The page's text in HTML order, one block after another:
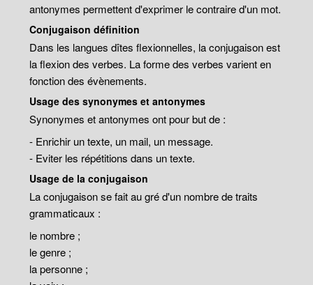
antonymes permettent d'exprimer le contraire d'un mot.
Conjugaison définition
Dans les langues dîtes flexionnelles, la conjugaison est
la flexion des verbes. La forme des verbes varient en
fonction des évènements.
Usage des synonymes et antonymes
Synonymes et antonymes ont pour but de :
- Enrichir un texte, un mail, un message.
- Eviter les répétitions dans un texte.
Usage de la conjugaison
La conjugaison se fait au gré d'un nombre de traits
grammaticaux :
le nombre ;
le genre ;
la personne ;